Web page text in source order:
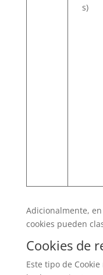
s)
Adicionalmente,
cookies pueden
Cookies de
Este tipo de